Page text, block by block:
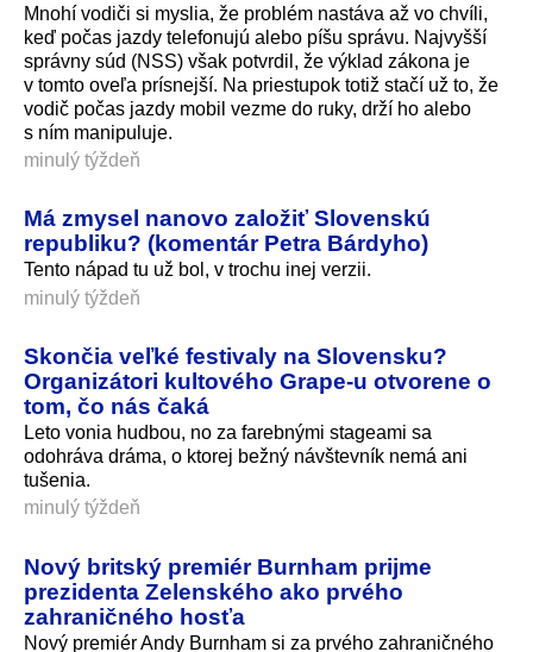
Mnohí vodiči si myslia, že problém nastáva až vo chvíli,
keď počas jazdy telefonujú alebo píšu správu. Najvyšší
správny súd (NSS) však potvrdil, že výklad zákona je
v tomto oveľa prísnejší. Na priestupok totiž stačí už to, že
vodič počas jazdy mobil vezme do ruky, drží ho alebo
s ním manipuluje.
minulý týždeň
Má zmysel nanovo založiť Slovenskú
republiku? (komentár Petra Bárdyho)
Tento nápad tu už bol, v trochu inej verzii.
minulý týždeň
Skončia veľké festivaly na Slovensku?
Organizátori kultového Grape-u otvorene o
tom, čo nás čaká
Leto vonia hudbou, no za farebnými stageami sa
odohráva dráma, o ktorej bežný návštevník nemá ani
tušenia.
minulý týždeň
Nový britský premiér Burnham prijme
prezidenta Zelenského ako prvého
zahraničného hosťa
Nový premiér Andy Burnham si za prvého zahraničného